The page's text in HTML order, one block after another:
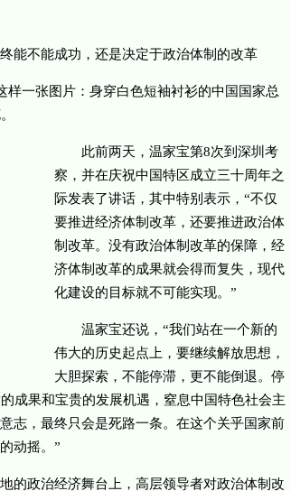
不能成功，还是决定于政治体制的改革
一张图片：身穿白色短袖衬衫的中国国家总
此前两天，温家宝第8次到深圳考
察，并在庆祝中国特区成立三十周年之
际发表了讲话，其中特别表示，“不仅
要推进经济体制改革，还要推进政治体
制改革。没有政治体制改革的保障，经
济体制改革的成果就会得而复失，现代
化建设的目标就不可能实现。”
温家宝还说，“我们站在一个新的
伟大的历史起点上，要继续解放思想，
大胆探索，不能停滞，更不能倒退。停
成果和宝贵的发展机遇，窒息中国特色社会主
志，最终只会是死路一条。在这个关乎国家前
动摇。”
政治经济舞台上，高层领导者对政治体制改